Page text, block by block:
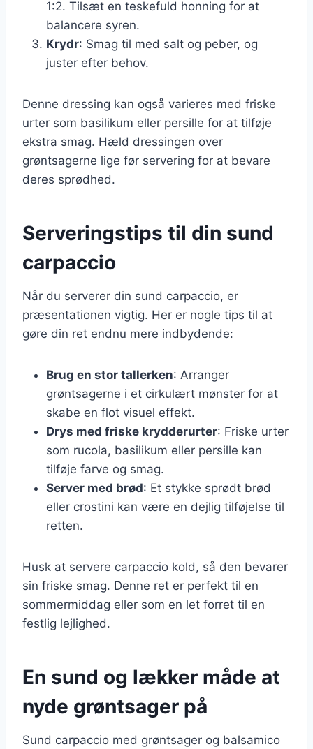
1:2. Tilsæt en teskefuld honning for at
balancere syren.
Krydr: Smag til med salt og peber, og
juster efter behov.
Denne dressing kan også varieres med friske
urter som basilikum eller persille for at tilføje
ekstra smag. Hæld dressingen over
grøntsagerne lige før servering for at bevare
deres sprødhed.
Serveringstips til din sund
carpaccio
Når du serverer din sund carpaccio, er
præsentationen vigtig. Her er nogle tips til at
gøre din ret endnu mere indbydende:
Brug en stor tallerken: Arranger
grøntsagerne i et cirkulært mønster for at
skabe en flot visuel effekt.
Drys med friske krydderurter: Friske urter
som rucola, basilikum eller persille kan
tilføje farve og smag.
Server med brød: Et stykke sprødt brød
eller crostini kan være en dejlig tilføjelse til
retten.
Husk at servere carpaccio kold, så den bevarer
sin friske smag. Denne ret er perfekt til en
sommermiddag eller som en let forret til en
festlig lejlighed.
En sund og lækker måde at
nyde grøntsager på
Sund carpaccio med grøntsager og balsamico